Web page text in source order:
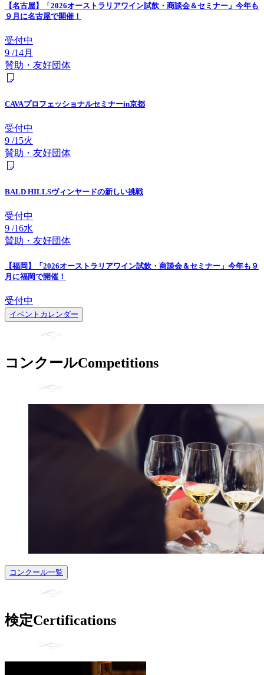
【名古屋】「2026オーストラリアワイン試飲・商談会＆セミナー」今年も
９月に名古屋で開催！
受付中
9 /14月
賛助・友好団体
CAVAプロフェッショナルセミナーin京都
受付中
9 /15火
賛助・友好団体
BALD HILLSヴィンヤードの新しい挑戦
受付中
9 /16水
賛助・友好団体
【福岡】「2026オーストラリアワイン試飲・商談会＆セミナー」今年も９
月に福岡で開催！
受付中
イベントカレンダー
コンクールCompetitions
コンクール一覧
検定Certifications